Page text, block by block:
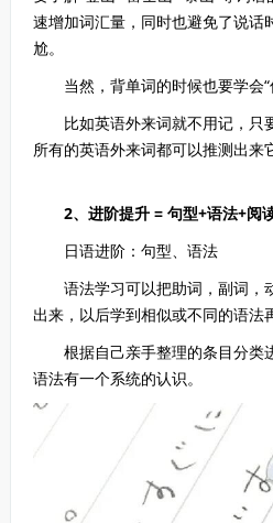
速增加词汇量，同时也避免了说话
尬。
当然，背单词的时候也要学会“
比如英语外来词就不用记，只
所有的英语外来词都可以推测出来
2、进阶提升 = 句型+语法+阅
日语进阶：句型、语法
语法学习可以把助词，副词，
出来，以后学到相似或不同的语法
根据自己亲手整理的条目分类
语法有一个系统的认识。